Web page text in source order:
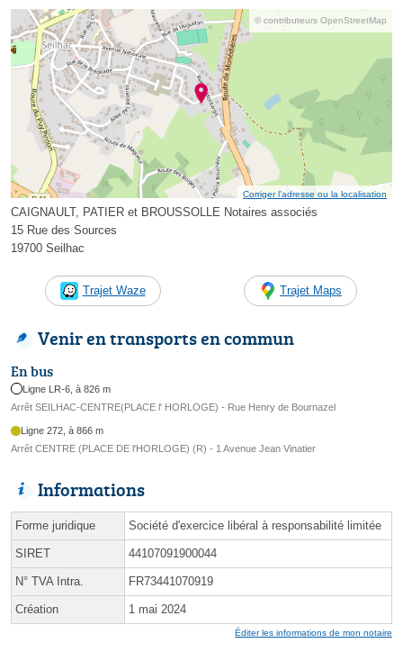
© contributeurs OpenStreetMap
Corriger l’adresse ou la localisation
CAIGNAULT, PATIER et BROUSSOLLE Notaires associés
15 Rue des Sources
19700 Seilhac
Trajet Waze Trajet Maps
Venir en transports en commun
En bus
Ligne LR-6, à 826 m
Arrêt SEILHAC-CENTRE(PLACE l' HORLOGE) - Rue Henry de Bournazel
Ligne 272, à 866 m
Arrêt CENTRE (PLACE DE l'HORLOGE) (R) - 1 Avenue Jean Vinatier
Informations
Forme juridique Société d'exercice libéral à responsabilité limitée
SIRET 44107091900044
N° TVA Intra. FR73441070919
Création 1 mai 2024
Éditer les informations de mon notaire